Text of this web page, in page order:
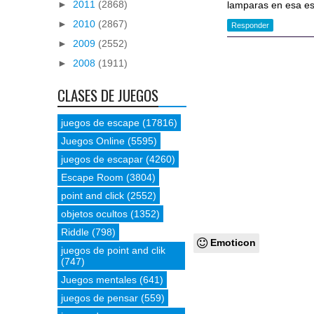
lamparas en esa
Responder
Emoticon
► 2011 (2868)
► 2010 (2867)
► 2009 (2552)
► 2008 (1911)
CLASES DE JUEGOS
juegos de escape (17816)
Juegos Online (5595)
juegos de escapar (4260)
Escape Room (3804)
point and click (2552)
objetos ocultos (1352)
Riddle (798)
juegos de point and clik
(747)
Juegos mentales (641)
juegos de pensar (559)